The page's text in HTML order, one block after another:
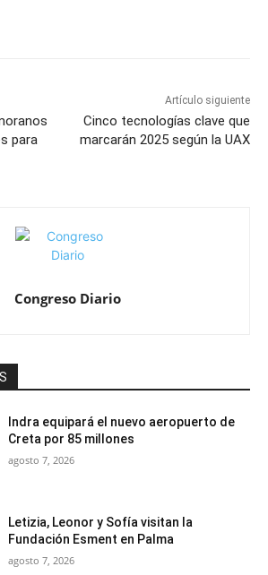
para
Artículo siguiente
Cinco tecnologías clave que
marcarán 2025 según la UAX
Congreso Diario
Indra equipará el nuevo aeropuerto de
Creta por 85 millones
agosto 7, 2026
Letizia, Leonor y Sofía visitan la
Fundación Esment en Palma
agosto 7, 2026